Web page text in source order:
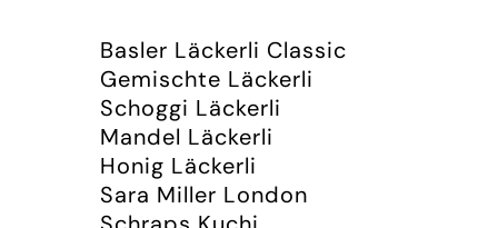
Basler Läckerli Classic
Gemischte Läckerli
Schoggi Läckerli
Mandel Läckerli
Honig Läckerli
Sara Miller London